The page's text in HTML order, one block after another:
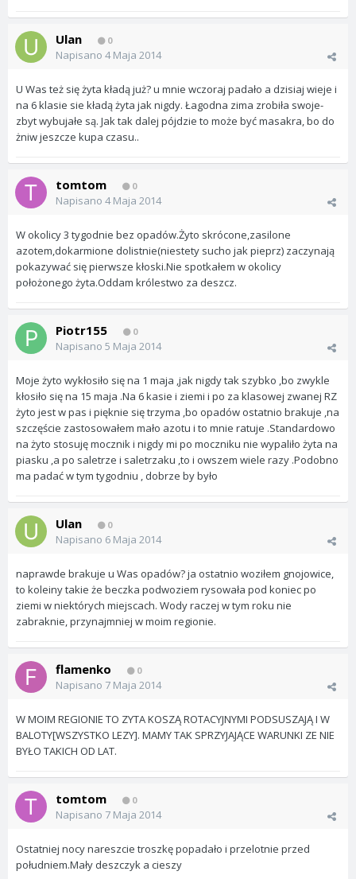
Ulan 0
Napisano 4 Maja 2014
U Was też się żyta kładą już? u mnie wczoraj padało a dzisiaj wieje i
na 6 klasie sie kładą żyta jak nigdy. Łagodna zima zrobiła swoje-
zbyt wybujałe są. Jak tak dalej pójdzie to może być masakra, bo do
żniw jeszcze kupa czasu..
tomtom 0
Napisano 4 Maja 2014
W okolicy 3 tygodnie bez opadów.Żyto skrócone,zasilone
azotem,dokarmione dolistnie(niestety sucho jak pieprz) zaczynają
pokazywać się pierwsze kłoski.Nie spotkałem w okolicy
położonego żyta.Oddam królestwo za deszcz.
Piotr155 0
Napisano 5 Maja 2014
Moje żyto wykłosiło się na 1 maja ,jak nigdy tak szybko ,bo zwykle
kłosiło się na 15 maja .Na 6 kasie i ziemi i po za klasowej zwanej RZ
żyto jest w pas i pięknie się trzyma ,bo opadów ostatnio brakuje ,na
szczęście zastosowałem mało azotu i to mnie ratuje .Standardowo
na żyto stosuję mocznik i nigdy mi po moczniku nie wypaliło żyta na
piasku ,a po saletrze i saletrzaku ,to i owszem wiele razy .Podobno
ma padać w tym tygodniu , dobrze by było
Ulan 0
Napisano 6 Maja 2014
naprawde brakuje u Was opadów? ja ostatnio woziłem gnojowice,
to koleiny takie że beczka podwoziem rysowała pod koniec po
ziemi w niektórych miejscach. Wody raczej w tym roku nie
zabraknie, przynajmniej w moim regionie.
flamenko 0
Napisano 7 Maja 2014
W MOIM REGIONIE TO ZYTA KOSZĄ ROTACYJNYMI PODSUSZAJĄ I W
BALOTY[WSZYSTKO LEZY]. MAMY TAK SPRZYJAJĄCE WARUNKI ZE NIE
BYŁO TAKICH OD LAT.
tomtom 0
Napisano 7 Maja 2014
Ostatniej nocy nareszcie troszkę popadało i przelotnie przed
południem.Mały deszczyk a cieszy